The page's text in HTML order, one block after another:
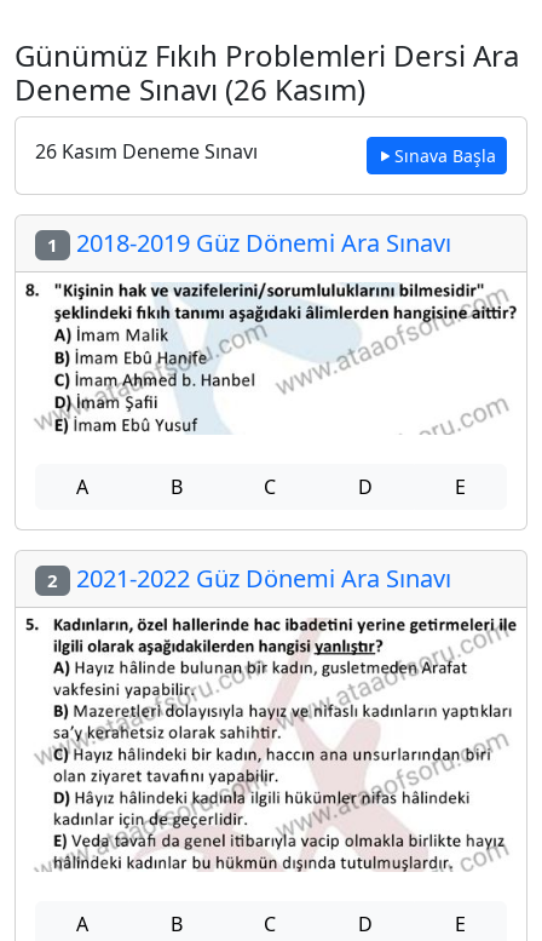
Günümüz Fıkıh Problemleri Dersi Ara
Deneme Sınavı (26 Kasım)
26 Kasım Deneme Sınavı Sınava Başla
1 2018-2019 Güz Dönemi Ara Sınavı
A B C D E
2 2021-2022 Güz Dönemi Ara Sınavı
A B C D E